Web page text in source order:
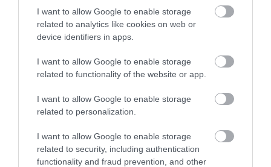
I want to allow Google to enable storage
related to analytics like cookies on web or
device identifiers in apps.
I want to allow Google to enable storage
related to functionality of the website or app.
I want to allow Google to enable storage
related to personalization.
I want to allow Google to enable storage
related to security, including authentication
functionality and fraud prevention, and other
2026. augusztus 07 Promóció
ÚJRAINDULNAK A KORÁBBAN
LEÁLLÍTOTT SZOLGÁLTATÁSOK AZ EGRI...
2026. augusztus 07|Eger ügye